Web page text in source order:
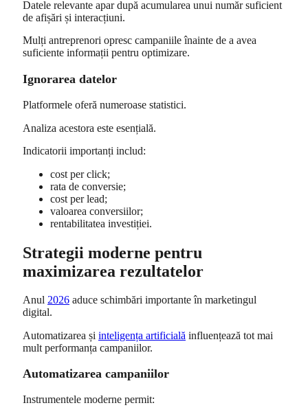
Datele relevante apar după acumularea unui număr suficient
de afișări și interacțiuni.
Mulți antreprenori opresc campaniile înainte de a avea
suficiente informații pentru optimizare.
Ignorarea datelor
Platformele oferă numeroase statistici.
Analiza acestora este esențială.
Indicatorii importanți includ:
cost per click;
rata de conversie;
cost per lead;
valoarea conversiilor;
rentabilitatea investiției.
Strategii moderne pentru
maximizarea rezultatelor
Anul 2026 aduce schimbări importante în marketingul
digital.
Automatizarea și inteligența artificială influențează tot mai
mult performanța campaniilor.
Automatizarea campaniilor
Instrumentele moderne permit: